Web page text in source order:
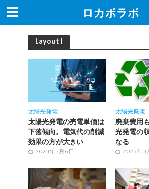
ロカボラボ
Layout I
太陽光発電
太陽光発電の売電単価は
下落傾向。電気代の削減
効果の方が大きい
2023年3月6日
太陽光発電
廃棄費用
光発電の
なる
2023年3